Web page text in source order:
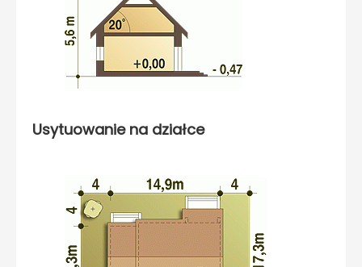
Usytuowanie na działce